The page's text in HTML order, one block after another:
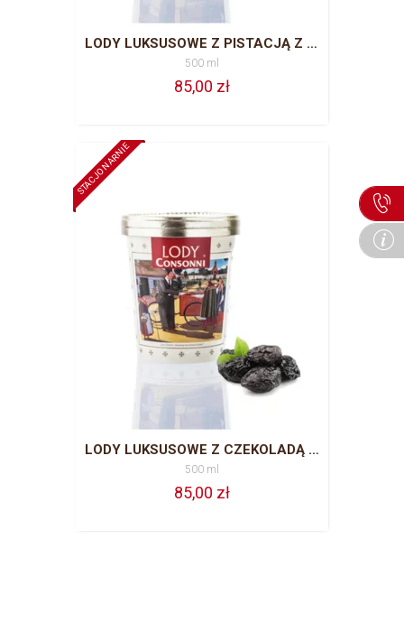
LODY LUKSUSOWE Z PISTACJĄ Z BRONTE 500 ML
500 ml
85,00 zł
STACJONARNIE
LODY LUKSUSOWE Z CZEKOLADĄ I ŚLIWKĄ KALIFORNIJSKĄ W KONIAKU 500 ML
500 ml
85,00 zł